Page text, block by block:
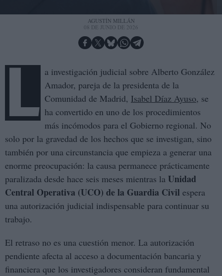
Alberto Gonz&aacute;lez Amador junto a la presidenta de la Comunidad de
Madrid, Isabel D&iacute;az Ayuso
AGUSTÍN MILLÁN
08 DE JUNIO DE 2026
L a investigación judicial sobre Alberto González
Amador, pareja de la presidenta de la
Comunidad de Madrid, Isabel Díaz Ayuso, se
ha convertido en uno de los procedimientos
más incómodos para el Gobierno regional. No
solo por la gravedad de los hechos que se investigan, sino
también por una circunstancia que empieza a generar una
enorme preocupación: la causa permanece prácticamente
paralizada desde hace seis meses mientras la Unidad
Central Operativa (UCO) de la Guardia Civil espera
una autorización judicial indispensable para continuar su
trabajo.
El retraso no es una cuestión menor. La autorización
pendiente afecta al acceso a documentación bancaria y
financiera que los investigadores consideran fundamental